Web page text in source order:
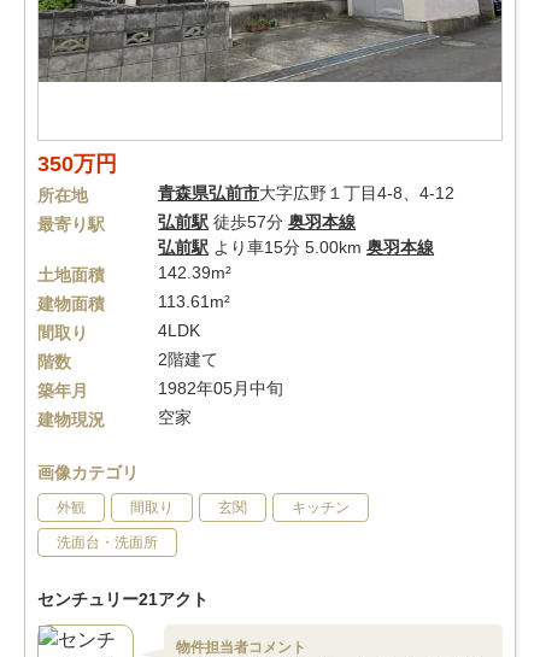
350万円
所在地 青森県弘前市大字広野１丁目4-8、4-12
最寄り駅
弘前駅 徒歩57分 奥羽本線
弘前駅 より車15分 5.00km 奥羽本線
土地面積
142.39m²
建物面積
113.61m²
間取り
4LDK
階数
2階建て
築年月
1982年05月中旬
建物現況
空家
画像カテゴリ
外観 間取り 玄関 キッチン
洗面台・洗面所
センチュリー21アクト
物件担当者コメント